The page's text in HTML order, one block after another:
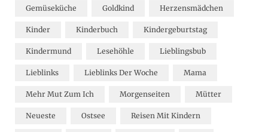
Gemüseküche Goldkind Herzensmädchen
Kinder Kinderbuch Kindergeburtstag
Kindermund Lesehöhle Lieblingsbub
Lieblinks Lieblinks Der Woche Mama
Mehr Mut Zum Ich Morgenseiten Mütter
Neueste Ostsee Reisen Mit Kindern